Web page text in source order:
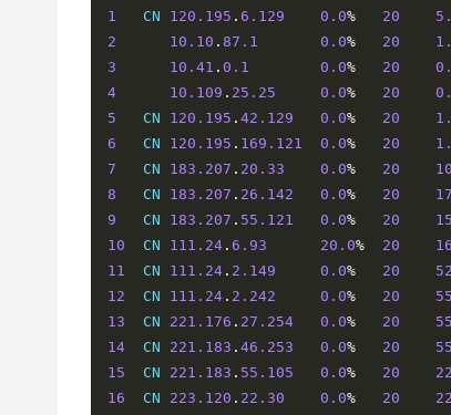
1
   CN
120.195 . 6.129 0.0% 20
2
10.10 . 87.1 0.0% 20
3
10.41 . 0.1 0.0% 20
4
10.109 . 25.25 0.0% 20
5
   CN
120.195 . 42.129 0.0% 20
6
   CN
120.195 . 169.121 0.0% 20
7
   CN
183.207 . 20.33 0.0% 20
8
   CN
183.207 . 26.142 0.0% 20
9
   CN
183.207 . 55.121 0.0% 20
10
  CN
111.24 . 6.93 20.0% 20
11
  CN
111.24 . 2.149 0.0% 20
12
  CN
111.24 . 2.242 0.0% 20
13
  CN
221.176 . 27.254 0.0% 20
14
  CN
221.183 . 46.253 0.0% 20
15
  CN
221.183 . 55.105 0.0% 20
16
  CN
223.120 . 22.30 0.0% 20